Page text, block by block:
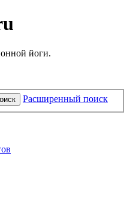
йоги.
Расширенный поиск